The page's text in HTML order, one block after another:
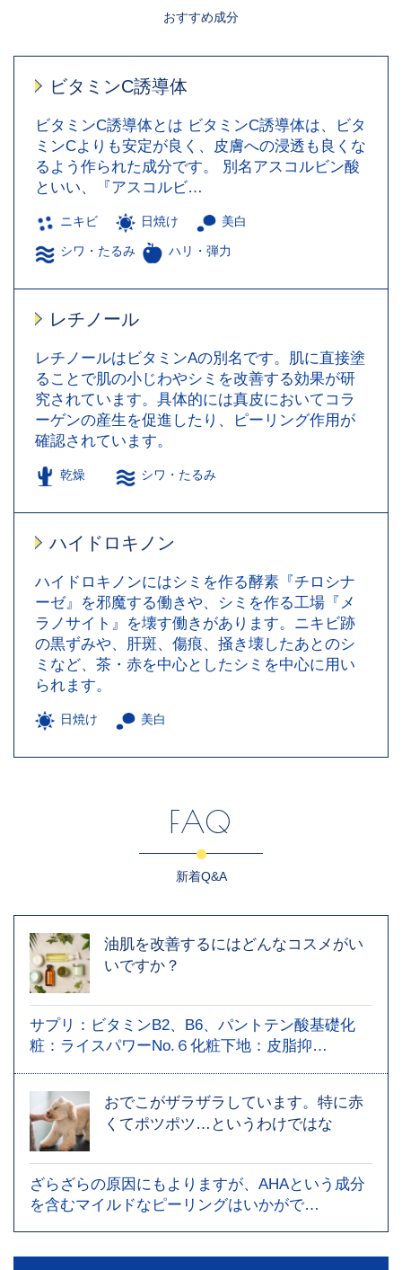
おすすめ成分
ビタミンC誘導体
ビタミンC誘導体とは ビタミンC誘導体は、ビタ
ミンCよりも安定が良く、皮膚への浸透も良くな
るよう作られた成分です。 別名アスコルビン酸
といい、『アスコルビ…
ニキビ 日焼け 美白
シワ・たるみ ハリ・弾力
レチノール
レチノールはビタミンAの別名です。肌に直接塗
ることで肌の小じわやシミを改善する効果が研
究されています。具体的には真皮においてコラ
ーゲンの産生を促進したり、ピーリング作用が
確認されています。
乾燥 シワ・たるみ
ハイドロキノン
ハイドロキノンにはシミを作る酵素『チロシナ
ーゼ』を邪魔する働きや、シミを作る工場『メ
ラノサイト』を壊す働きがあります。ニキビ跡
の黒ずみや、肝斑、傷痕、掻き壊したあとのシ
ミなど、茶・赤を中心としたシミを中心に用い
られます。
日焼け 美白
FAQ
新着Q&A
油肌を改善するにはどんなコスメがい
いですか？
サプリ：ビタミンB2、B6、パントテン酸基礎化
粧：ライスパワーNo.６化粧下地：皮脂抑…
おでこがザラザラしています。特に赤
くてポツポツ…というわけではな
ざらざらの原因にもよりますが、AHAという成分
を含むマイルドなピーリングはいかがで…